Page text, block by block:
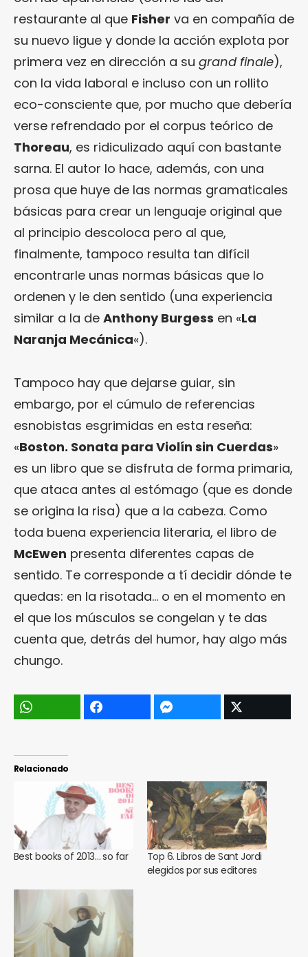
restaurante al que Fisher va en compañía de
su nuevo ligue y donde la acción explota por
primera vez en dirección a su grand finale),
con la vida laboral e incluso con un rollito
eco-consciente que, por mucho que debería
verse refrendado por el corpus teórico de
Thoreau, es ridiculizado aquí con bastante
sarna. El autor lo hace, además, con una
prosa que huye de las normas gramaticales
básicas para crear un lenguaje original que
al principio descoloca pero al que,
finalmente, tampoco resulta tan difícil
encontrarle unas normas básicas que lo
ordenen y le den sentido (una experiencia
similar a la de Anthony Burgess en «La
Naranja Mecánica«).
Tampoco hay que dejarse guiar, sin
embargo, por el cúmulo de referencias
esnobistas esgrimidas en esta reseña:
«Boston. Sonata para Violín sin Cuerdas»
es un libro que se disfruta de forma primaria,
que ataca antes al estómago (que es donde
se origina la risa) que a la cabeza. Como
toda buena experiencia literaria, el libro de
McEwen presenta diferentes capas de
sentido. Te corresponde a tí decidir dónde te
quedas: en la risotada… o en el momento en
el que los músculos se congelan y te das
cuenta que, detrás del humor, hay algo más
chungo.
Relacionado
Best books of 2013… so far
Top 6. Libros de Sant Jordi
elegidos por sus editores